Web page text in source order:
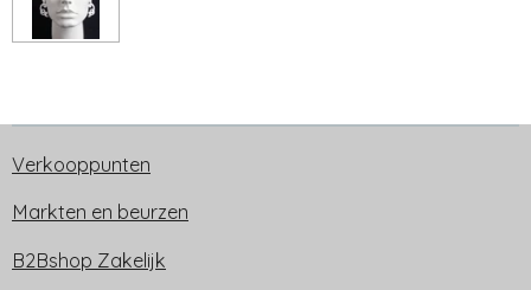
Verkooppunten
Markten en beurzen
B2Bshop Zakelijk